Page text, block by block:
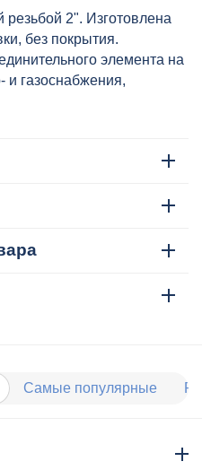
2". Изготовлена
без покрытия.
элемента на
и газоснабжения,
Самые популярные